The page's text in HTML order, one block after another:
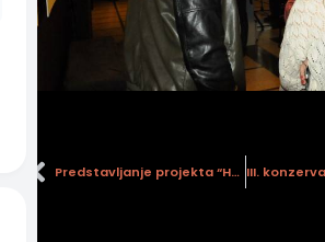
Predstavljanje projekta “Holandska kuća – info centar industrijske baštine”